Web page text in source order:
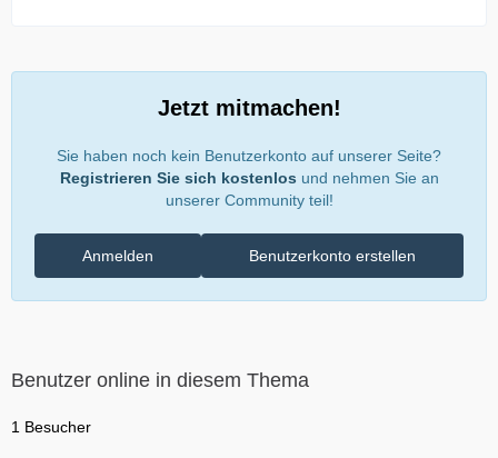
Jetzt mitmachen!
Sie haben noch kein Benutzerkonto auf unserer Seite?
Registrieren Sie sich kostenlos und nehmen Sie an
unserer Community teil!
Benutzerkonto erstellen
Anmelden
Benutzer online in diesem Thema
1 Besucher